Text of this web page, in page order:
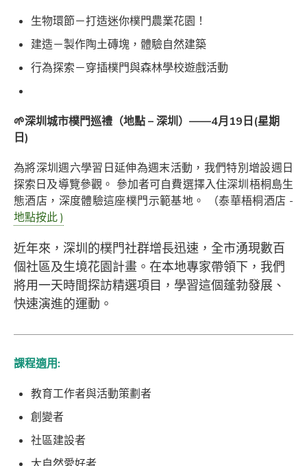
生物環節－打造迷你樸門農業花園！
建造－製作陶土磚塊，體驗自然建築
行為探索－穿插樸門與森林學校遊戲活動
🌱深圳城市樸門巡禮（地點 – 深圳） ——4月19日(星期
日)
為將深圳週六學習日延伸為週末活動，我們特別增設週日
探索日及導覽參觀。 參加者可自費選擇入住深圳梧桐島生
態酒店，深度體驗這座樸門示範基地。 （泰華梧桐酒店 -
地點按此 )
近年來，深圳的樸門社群增長迅速，全市湧現數百
個社區及生境花園計畫。在本地專家帶領下，我們
將用一天時間探訪精選項目，學習這個蓬勃發展、
快速演進的運動。
課程適用:
教育工作者與活動策劃者
創變者
社區建設者